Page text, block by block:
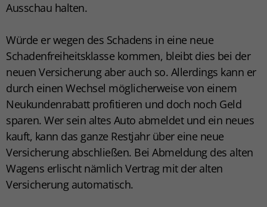
Ausschau halten.
Würde er wegen des Schadens in eine neue
Schadenfreiheitsklasse kommen, bleibt dies bei der
neuen Versicherung aber auch so. Allerdings kann er
durch einen Wechsel möglicherweise von einem
Neukundenrabatt profitieren und doch noch Geld
sparen. Wer sein altes Auto abmeldet und ein neues
kauft, kann das ganze Restjahr über eine neue
Versicherung abschließen. Bei Abmeldung des alten
Wagens erlischt nämlich Vertrag mit der alten
Versicherung automatisch.